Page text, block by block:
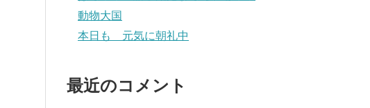
動物大国
本日も 元気に朝礼中
最近のコメント